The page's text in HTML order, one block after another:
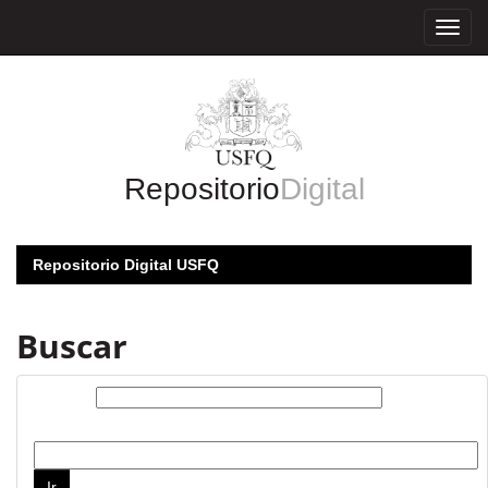
RepositorioDigital
Repositorio Digital USFQ
Buscar